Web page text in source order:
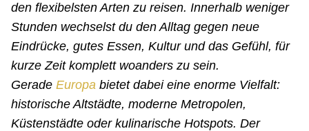
den flexibelsten Arten zu reisen. Innerhalb weniger
Stunden wechselst du den Alltag gegen neue
Eindrücke, gutes Essen, Kultur und das Gefühl, für
kurze Zeit komplett woanders zu sein.
Gerade Europa bietet dabei eine enorme Vielfalt:
historische Altstädte, moderne Metropolen,
Küstenstädte oder kulinarische Hotspots. Der